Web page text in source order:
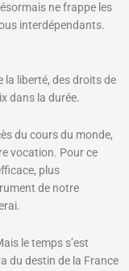
ne frappe les
interdépendants.
la liberté, des droits de
dans la durée.
du cours du monde,
vocation. Pour ce
plus
de notre
le temps s’est
du destin de la France